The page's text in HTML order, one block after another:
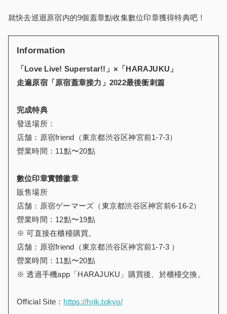
就快去巡迴原宿内的9個蓋章點收集數位印章獲得特典吧！
Information
「Love Live! Superstar!! 」 × 「HARAJUKU 」
走遍原宿「原宿蓋章接力 」 2022最後衝刺篇
完成特典
發送場所：
店舗：原宿friend（東京都渋谷区神宮前1-7-3）
營業時間：11點〜20點
數位印章實體徽章
販售場所
店舗：原宿ゲーマーズ（東京都渋谷区神宮前6-16-2）
營業時間：12點〜19點
※ 可直接在櫃檯購買。
店舗：原宿friend（東京都渋谷区神宮前1-7-3 ）
營業時間：11點〜20點
※ 透過手機app「HARAJUKU」購買後、於櫃檯交換。
Official Site： https://hrjk.tokyo/